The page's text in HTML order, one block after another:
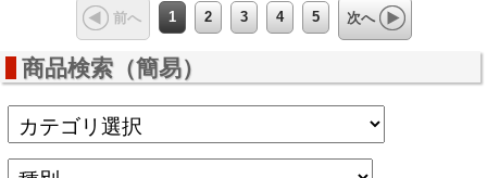
前へ 1 2 3 4 5 次へ
商品検索（簡易）